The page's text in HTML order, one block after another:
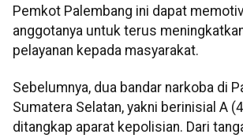
Pemkot Palembang ini dapat
anggotanya untuk terus
pelayanan kepada masyarakat.
Sebelumnya, dua bandar narkoba di
Sumatera Selatan, yakni berinisial A
ditangkap aparat kepolisian. Dari